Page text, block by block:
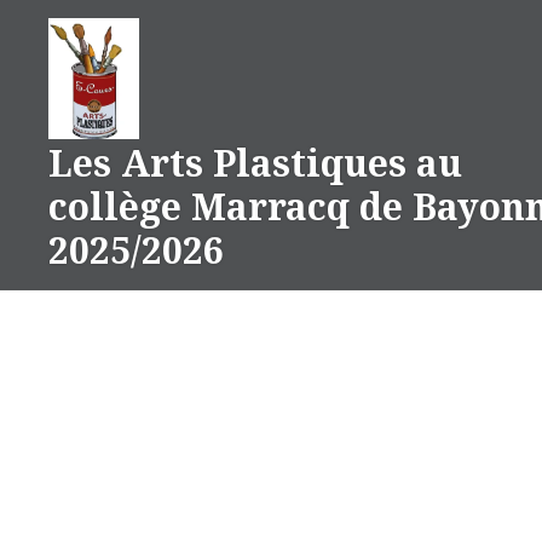
Les Arts Plastiques au
collège Marracq de
2025/2026